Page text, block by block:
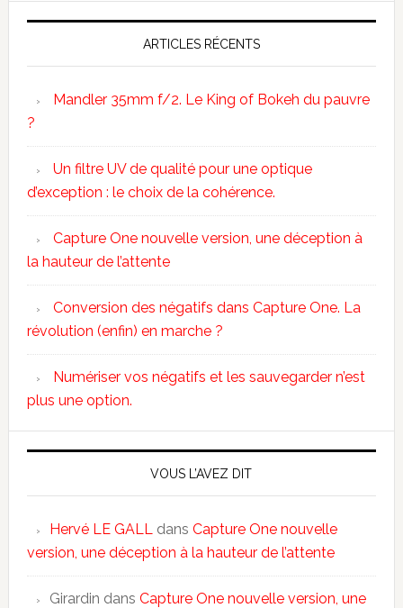
ARTICLES RÉCENTS
Mandler 35mm f/2. Le King of Bokeh du pauvre
?
Un filtre UV de qualité pour une optique
d’exception : le choix de la cohérence.
Capture One nouvelle version, une déception à
la hauteur de l’attente
Conversion des négatifs dans Capture One. La
révolution (enfin) en marche ?
Numériser vos négatifs et les sauvegarder n’est
plus une option.
VOUS L’AVEZ DIT
Hervé LE GALL dans Capture One nouvelle
version, une déception à la hauteur de l’attente
Girardin dans Capture One nouvelle version, une